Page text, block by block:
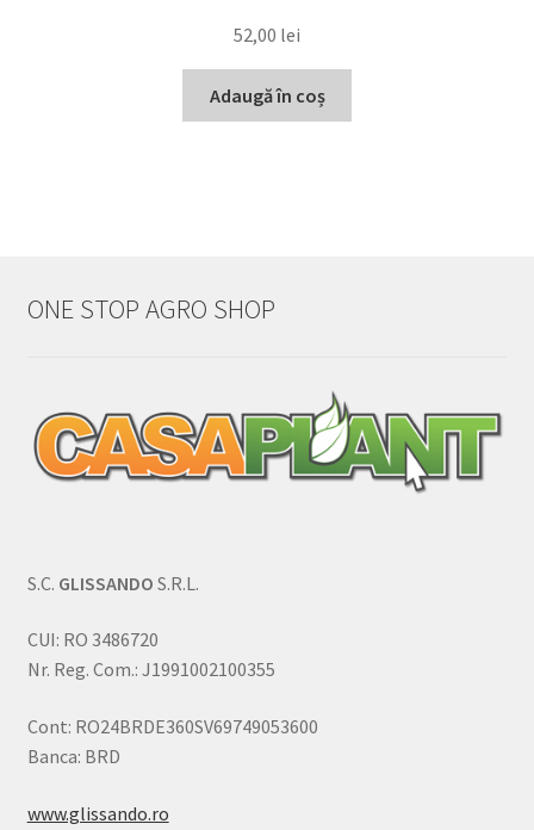
52,00 lei
Adaugă în coș
ONE STOP AGRO SHOP
S.C. GLISSANDO S.R.L.
CUI: RO 3486720
Nr. Reg. Com.: J1991002100355
Cont: RO24BRDE360SV69749053600
Banca: BRD
www.glissando.ro